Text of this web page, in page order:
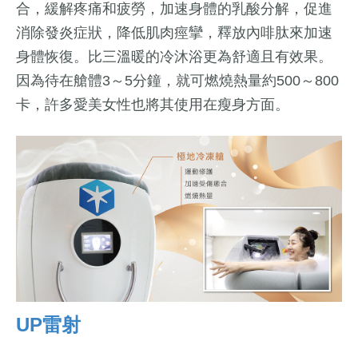
合，緩解疼痛和疲勞，加速身體的乳酸分解，促進
消除發炎症狀，降低肌肉痙攣，釋放內啡肽來加速
身體恢復。比三溫暖的冷沐浴更為舒適且有效果。
因為待在艙體3～5分鐘，就可燃燒熱量約500～800
卡，許多愛美女性也將其使用在瘦身方面。
UP雷射